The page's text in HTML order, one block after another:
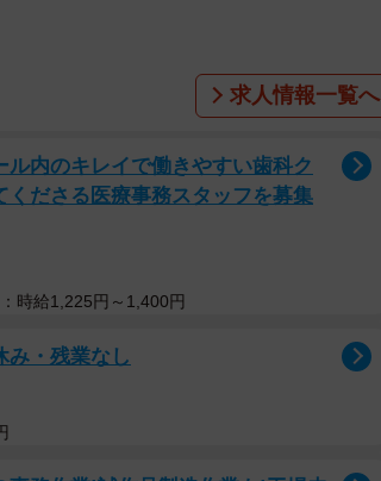
求人情報一覧へ
ル内のキレイで働きやすい歯科ク
くださる医療事務スタッフを募集
時給1,225円～1,400円
み・残業なし